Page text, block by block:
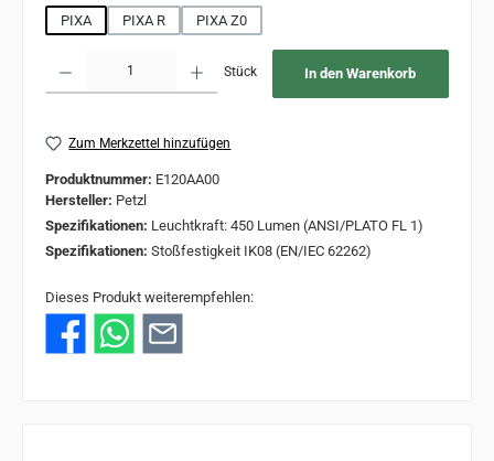
PIXA
PIXA R PIXA Z0
Stück In den Warenkorb
Zum Merkzettel hinzufügen
Produktnummer: E120AA00
Hersteller: Petzl
Spezifikationen: Leuchtkraft: 450 Lumen (ANSI/PLATO FL 1)
Spezifikationen: Stoßfestigkeit IK08 (EN/IEC 62262)
Dieses Produkt weiterempfehlen: